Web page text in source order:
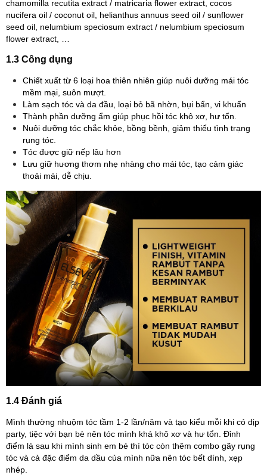
chamomilla recutita extract / matricaria flower extract, cocos
nucifera oil / coconut oil, helianthus annuus seed oil / sunflower
seed oil, nelumbium speciosum extract / nelumbium speciosum
flower extract, …
1.3 Công dụng
Chiết xuất từ 6 loại hoa thiên nhiên giúp nuôi dưỡng mái tóc
mềm mại, suôn mượt.
Làm sạch tóc và da đầu, loại bỏ bã nhờn, bụi bẩn, vi khuẩn
Thành phần dưỡng ẩm giúp phục hồi tóc khô xơ, hư tổn.
Nuôi dưỡng tóc chắc khỏe, bồng bềnh, giảm thiểu tình trạng
rụng tóc.
Tóc được giữ nếp lâu hơn
Lưu giữ hương thơm nhẹ nhàng cho mái tóc, tạo cảm giác
thoải mái, dễ chịu.
1.4 Đánh giá
Mình thường nhuộm tóc tầm 1-2 lần/năm và tạo kiểu mỗi khi có dịp
party, tiệc với bạn bè nên tóc mình khá khô xơ và hư tổn. Đỉnh
điểm là sau khi mình sinh em bé thì tóc còn thêm combo gãy rụng
tóc và cả đặc điểm da dầu của mình nữa nên tóc bết dính, xẹp
nhép.